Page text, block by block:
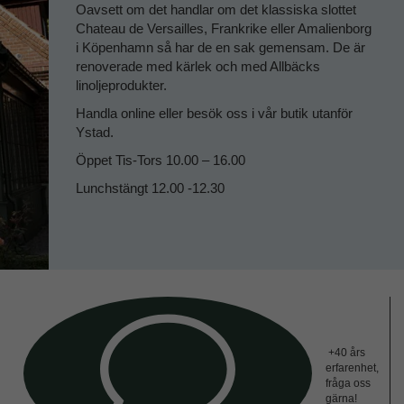
Oavsett om det handlar om det klassiska slottet
Chateau de Versailles, Frankrike eller Amalienborg
i Köpenhamn så har de en sak gemensam. De är
renoverade med kärlek och med Allbäcks
linoljeprodukter.
Handla online eller besök oss i vår butik utanför
Ystad.
Öppet Tis-Tors 10.00 – 16.00
Lunchstängt 12.00 -12.30
+40 års
erfarenhet,
fråga oss
gärna!